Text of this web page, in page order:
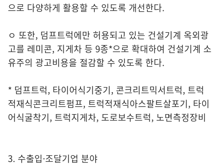
으로 다양하게 활용할 수 있도록 개선한다.
ㅇ 또한, 덤프트럭에만 허용되고 있는 건설기계 옥외광
고를 레미콘, 지게차 등 9종*으로 확대하여 건설기계 소
유주의 광고비용을 절감할 수 있도록 한다.
* 덤프트럭, 타이어식기중기, 콘크리트믹서트럭, 트럭
적재식콘크리트펌프, 트럭적재식아스팔트살포기, 타이
어식굴착기, 트럭지게차, 도로보수트럭, 노면측정장비
3. 수출입·조달기업 분야